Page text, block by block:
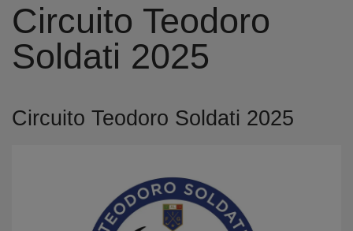
Circuito Teodoro
Soldati 2025
Circuito Teodoro Soldati 2025